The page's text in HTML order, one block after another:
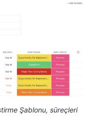
Şablonu, süreçleri